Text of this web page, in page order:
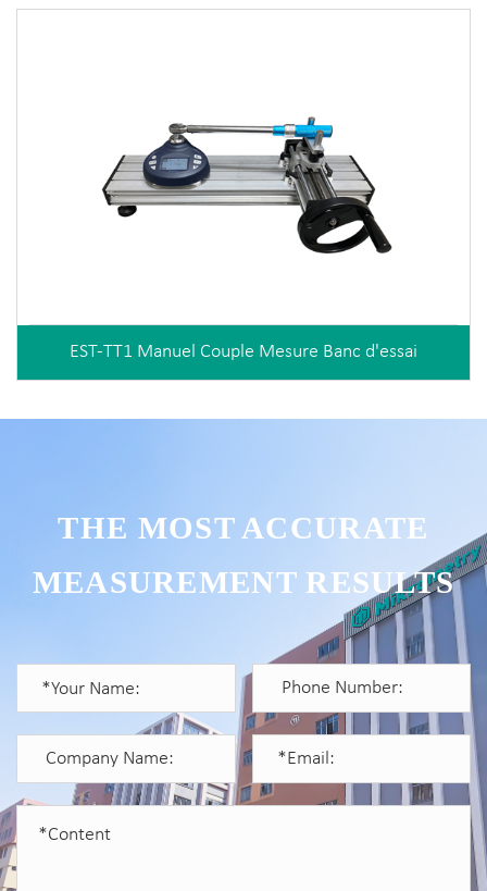
EST-TT1 Manuel Couple Mesure Banc d'essai
THE MOST ACCURATE
MEASUREMENT RESULTS